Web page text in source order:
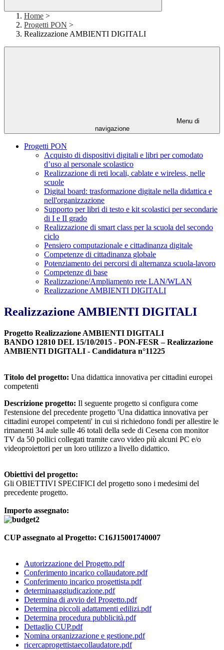
Home >
Progetti PON >
Realizzazione AMBIENTI DIGITALI
Menu di
navigazione
Progetti PON
Acquisto di dispositivi digitali e libri per comodato
d’uso al personale scolastico
Realizzazione di reti locali, cablate e wireless, nelle
scuole
Digital board: trasformazione digitale nella didattica e
nell'organizzazione
Supporto per libri di testo e kit scolastici per secondarie
di I e II grado
Realizzazione di smart class per la scuola del secondo
ciclo
Pensiero computazionale e cittadinanza digitale
Competenze di cittadinanza globale
Potenziamento dei percorsi di alternanza scuola-lavoro
Competenze di base
Realizzazione/Ampliamento rete LAN/WLAN
Realizzazione AMBIENTI DIGITALI
Realizzazione AMBIENTI DIGITALI
Progetto Realizzazione AMBIENTI DIGITALI
BANDO 12810 DEL 15/10/2015 - PON-FESR – Realizzazione
AMBIENTI DIGITALI - Candidatura n°11225
Titolo del progetto: Una didattica innovativa per cittadini europei
competenti
Descrizione progetto: Il seguente progetto si configura come
l'estensione del precedente progetto 'Una didattica innovativa per
cittadini europei competenti' in cui si richiedono fondi per allestire le
rimanenti 34 aule sulle 46 totali della sede di Cesena con monitor
TV da 50 pollici collegati tramite cavo video più alcuni PC e/o
videoproiettori per un loro utilizzo a livello didattico.
Obiettivi del progetto:
Gli OBIETTIVI SPECIFICI del progetto sono i medesimi del
precedente progetto.
Importo assegnato:
CUP assegnato al Progetto: C16J15001740007
Autorizzazione del Progetto.pdf
Conferimento incarico collaudatore.pdf
Conferimento incarico progettista.pdf
determinaaggiudicazione.pdf
Determina di avvio del Progetto.pdf
Determina piccoli adattamenti edilizi.pdf
Determina procedura pubblicità.pdf
Dettaglio CUP.pdf
Nomina organizzazione e gestione.pdf
ricercaprogettistaecollaudatore.pdf